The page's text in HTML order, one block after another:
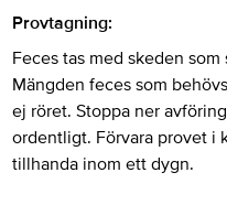
Provtagning:
Feces tas med skeden
Mängden feces som
ej röret. Stoppa ner
ordentligt. Förvara provet i
tillhanda inom ett dygn.